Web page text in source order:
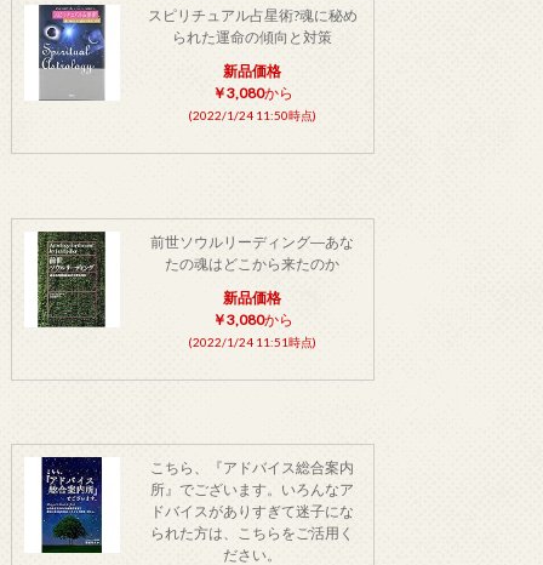
スピリチュアル占星術?魂に秘め
られた運命の傾向と対策
新品価格
￥3,080から
(2022/1/24 11:50時点)
前世ソウルリーディング―あな
たの魂はどこから来たのか
新品価格
￥3,080から
(2022/1/24 11:51時点)
こちら、『アドバイス総合案内
所』でございます。いろんなア
ドバイスがありすぎて迷子にな
られた方は、こちらをご活用く
ださい。